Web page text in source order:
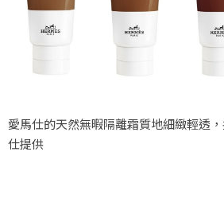
愛馬仕的天然無暇隔離霜質地細緻輕透
仕提供